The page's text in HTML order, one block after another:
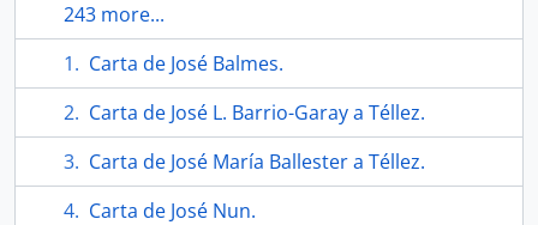
243 more...
Carta de José Balmes.
Carta de José L. Barrio-Garay a Téllez.
Carta de José María Ballester a Téllez.
Carta de José Nun.